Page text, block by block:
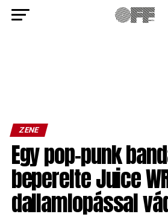
ZENE
Egy pop-punk
beperelte Juice
dallamlopással